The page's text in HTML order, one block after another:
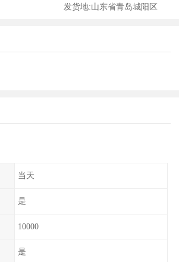
发货地:山东省青岛城阳区
当天
是
10000
是